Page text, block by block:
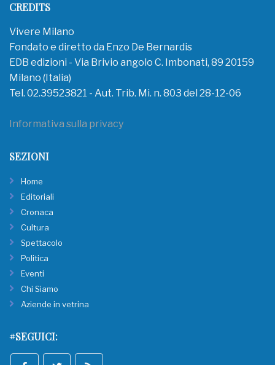
CREDITS
Vivere Milano
Fondato e diretto da Enzo De Bernardis
EDB edizioni - Via Brivio angolo C. Imbonati, 89 20159
Milano (Italia)
Tel. 02.39523821 - Aut. Trib. Mi. n. 803 del 28-12-06
Informativa sulla privacy
SEZIONI
Home
Editoriali
Cronaca
Cultura
Spettacolo
Politica
Eventi
Chi Siamo
Aziende in vetrina
#SEGUICI: